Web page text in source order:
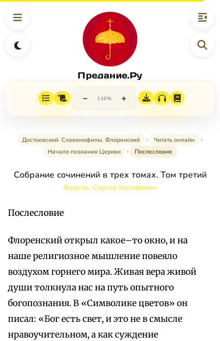
Предание.Ру
− 110% +
Достоевский. Славянофилы. Флоренский
Читать онлайн
Начало познания Церкви
Послесловие
Собрание сочинений в трех томах. Том третий
Фудель, Сергей Иосифович
Послесловие
Флоренский открыл какое–то окно, и на
наше религиозное мышление повеяло
воздухом горнего мира. Живая вера живой
души толкнула нас на путь опытного
богопознания. В «Символике цветов» он
писал: «Бог есть свет, и это не в смысле
нравоучительном, а как суждение